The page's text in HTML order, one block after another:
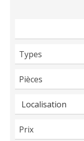
Types
Pièces
Localisation
Prix